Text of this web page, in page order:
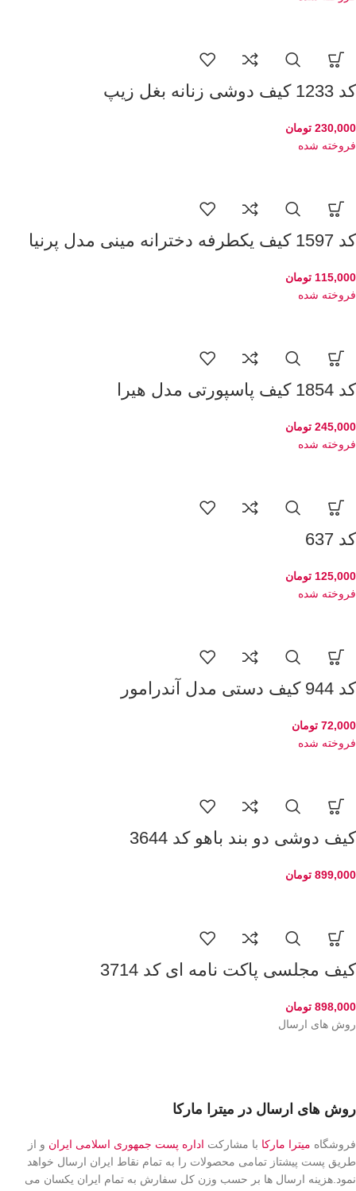
کد 1233 کیف دوشی زنانه بغل زیپ
230,000 تومان
فروخته شده
کد 1597 کیف یکطرفه دخترانه مینی مدل پرنیا
115,000 تومان
فروخته شده
کد 1854 کیف پاسپورتی مدل هیرا
245,000 تومان
فروخته شده
کد 637
125,000 تومان
فروخته شده
کد 944 کیف دستی مدل آندرامور
72,000 تومان
فروخته شده
کیف دوشی دو بند باهو کد 3644
899,000 تومان
کیف مجلسی پاکت نامه ای کد 3714
898,000 تومان
روش های ارسال
روش های ارسال در میترا مارکا
فروشگاه میترا مارکا با مشارکت اداره پست جمهوری اسلامی ایران و از
طریق پست پیشتاز تمامی محصولات را به تمام نقاط ایران ارسال خواهد
نمود.هزینه ارسال ها بر حسب وزن کل سفارش به تمام ایران یکسان می